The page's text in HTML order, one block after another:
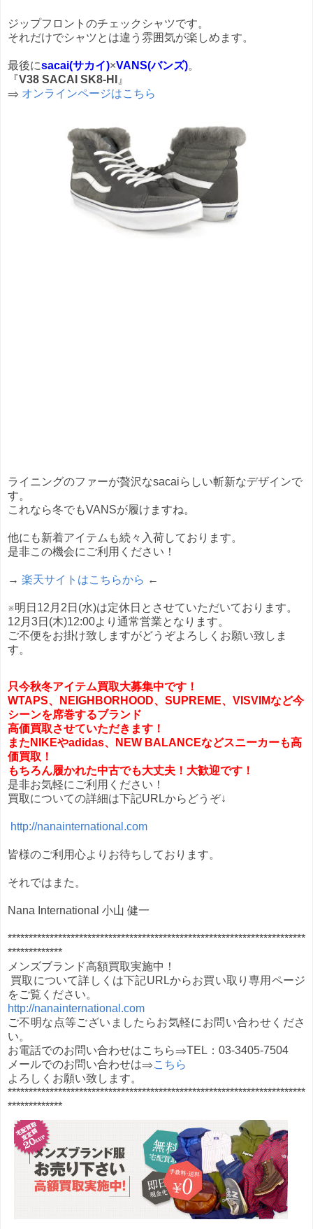
ジップフロントのチェックシャツです。
それだけでシャツとは違う雰囲気が楽しめます。
最後にsacai(サカイ)×VANS(バンズ)。
『V38 SACAI SK8-HI
』
⇒ オンラインページはこちら
ライニングのファーが贅沢なsacaiらしい斬新なデザインで
す。
これなら冬でもVANSが履けますね。
他にも新着アイテムも続々入荷しております。
是非この機会にご利用ください！
→ 楽天サイトはこちらから ←
※明日12月2日(水)は定休日とさせていただいております。
12月3日(木)12:00より通常営業となります。
ご不便をお掛け致しますがどうぞよろしくお願い致しま
す。
只今秋冬アイテム買取大募集中です！
WTAPS、NEIGHBORHOOD、SUPREME、VISVIMなど今
シーンを席巻するブランド
高価買取させていただきます！
またNIKEやadidas、NEW BALANCEなどスニーカーも高
価買取！
もちろん履かれた中古でも大丈夫！大歓迎です！
是非お気軽にご利用ください！
買取についての詳細は下記URLからどうぞ↓
http://nanainternational.com
皆様のご利用心よりお待ちしております。
それではまた。
Nana International 小山 健一
***********************************************************************
*************
メンズブランド高額買取実施中！
買取について詳しくは下記URLからお買い取り専用ページ
をご覧ください。
http://nanainternational.com
ご不明な点等ございましたらお気軽にお問い合わせくださ
い。
お電話でのお問い合わせはこちら⇒TEL：03-3405-7504
メールでのお問い合わせは⇒こちら
よろしくお願い致します。
***********************************************************************
*************